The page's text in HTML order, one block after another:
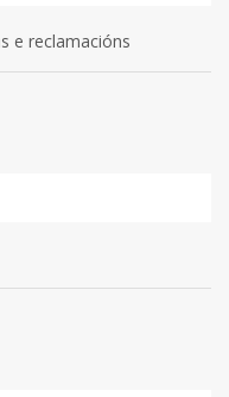
e reclamacións